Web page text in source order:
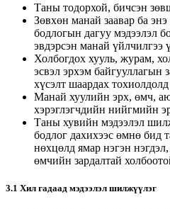
Таны тодорхой, бичсэн
Зөвхөн манай заавар ба
бодлогын дагуу мэдээлэл
эвдэрсэн манай үйлчилгээ
Холбогдох хууль, журам,
эсвэл эрхэм байгууллагын
хүсэлт шаардах тохиолдолд
Манай хуулийн эрх, өмч,
хэрэглэгчдийн нийгмийн
Таны хувийн мэдээлэл
бодлог дахихээс өмнө бид
нөхцөлд ямар нэгэн нэгдэл,
өмчийн зардалтай
3.1 Хил гадаад мэдээлэл шилжүүлэг